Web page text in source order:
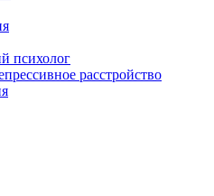
психолог
расстройство